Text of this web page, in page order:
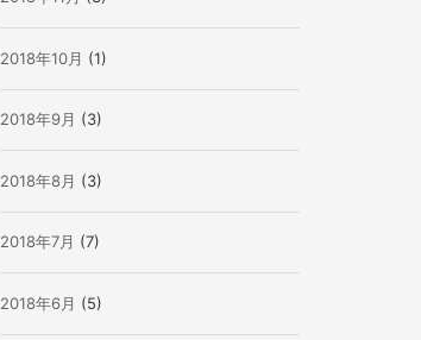
2018年10月 (1)
2018年9月 (3)
2018年8月 (3)
2018年7月 (7)
2018年6月 (5)